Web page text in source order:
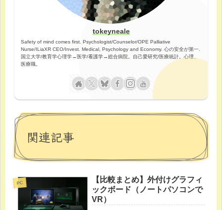
tokeyneale
Safety of mind comes first. Psychologist/Counselor/OPE Palliative
Nurse/ILiaXR CEO/Invest. Medical, Psychology and Economy. 心の安全が第一.
国立大学/教育学心理学→医学/看護学→総合病院。自己愛研究/医療統計。心理、
医療職。
関連記事
PC
【比較まとめ】外付けグラフィ
ックボード（ノートパソコンで
VR）